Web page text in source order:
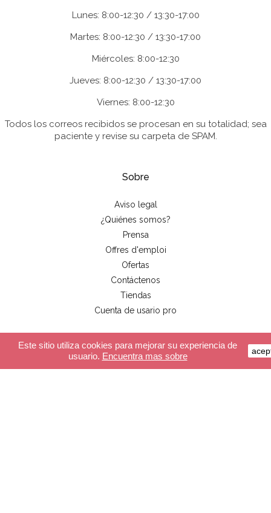
Lunes: 8:00-12:30 / 13:30-17:00
Martes: 8:00-12:30 / 13:30-17:00
Miércoles: 8:00-12:30
Jueves: 8:00-12:30 / 13:30-17:00
Viernes: 8:00-12:30
Todos los correos recibidos se procesan en su totalidad; sea
paciente y revise su carpeta de SPAM.
Sobre
Aviso legal
¿Quiénes somos?
Prensa
Offres d'emploi
Ofertas
Contáctenos
Tiendas
Cuenta de usario pro
Servicio al cliente
Este sitio utiliza cookies para mejorar su experiencia de
usuario. Encuentra mas sobre